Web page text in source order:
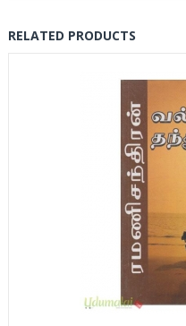
RELATED PRODUCTS